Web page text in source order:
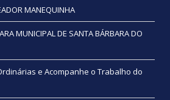
MANEQUINHA
MUNICIPAL DE SANTA BÁRBARA DO
e Acompanhe o Trabalho do